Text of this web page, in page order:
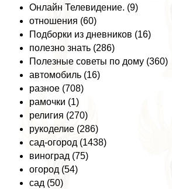
Онлайн Телевидение. (9)
отношения (60)
Подборки из дневников (16)
полезно знать (286)
Полезные советы по дому (360)
автомобиль (16)
разное (708)
рамочки (1)
религия (270)
рукоделие (286)
сад-огород (1438)
виноград (75)
огород (54)
сад (50)